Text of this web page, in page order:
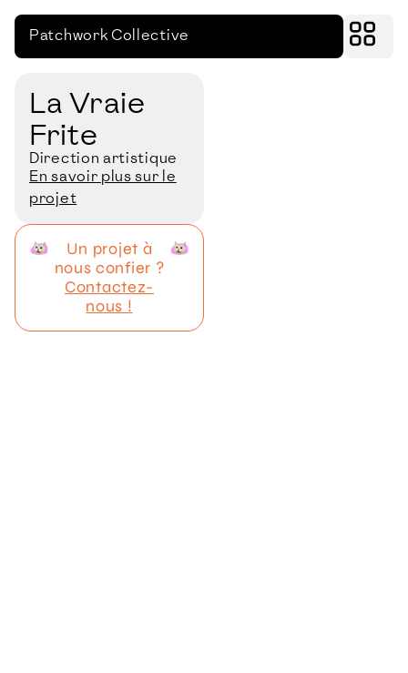
Patchwork Collective
La Vraie
Frite
Direction artistique
En savoir plus sur le
projet
Un projet à
nous confier ?
Contactez-
nous !